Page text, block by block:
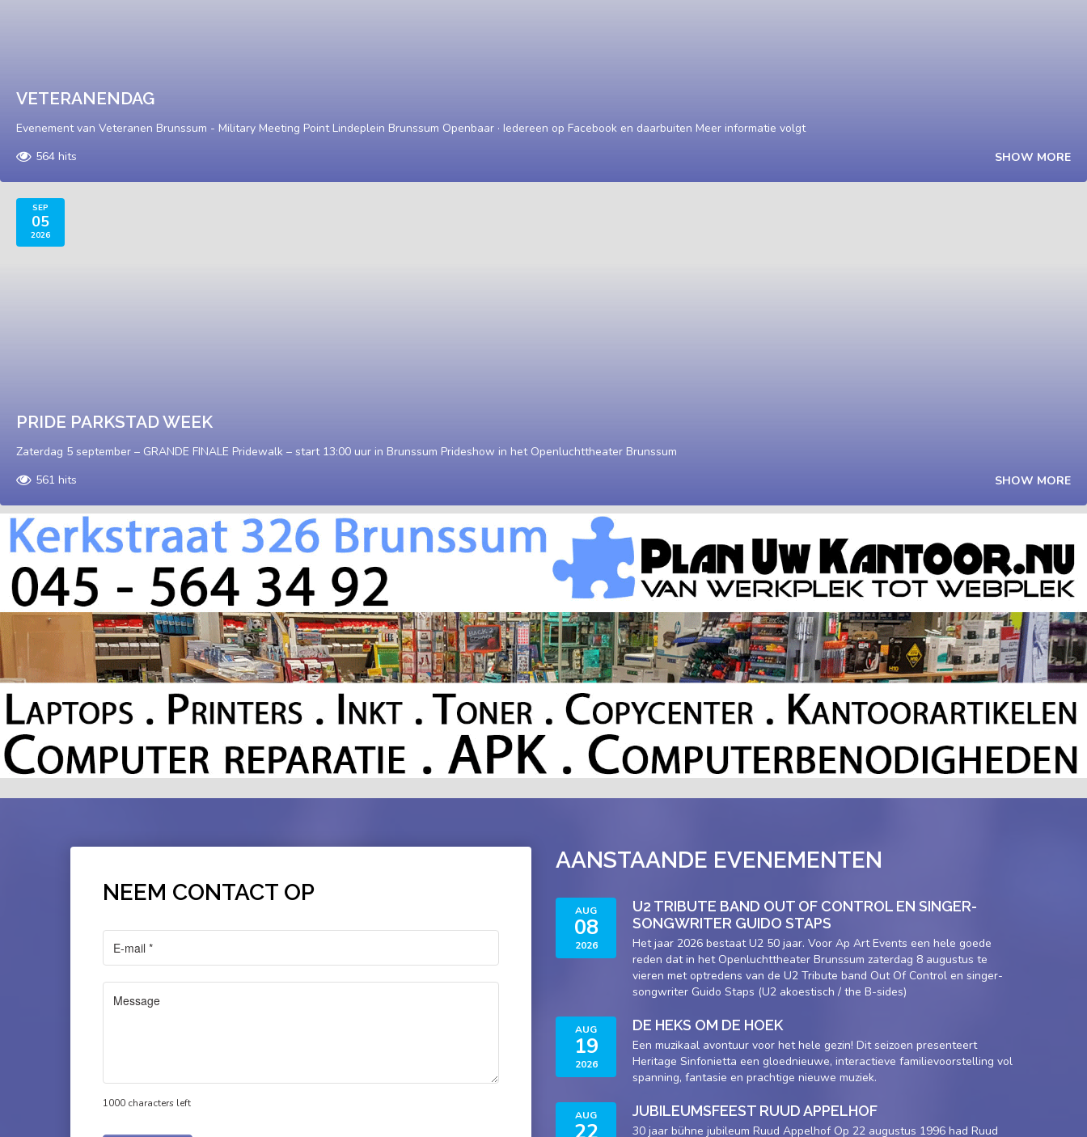
VETERANENDAG
Evenement van Veteranen Brunssum - Military Meeting Point Lindeplein Brunssum Openbaar · Iedereen op Facebook en daarbuiten Meer informatie volgt
564 hits
SHOW MORE
SEP
05
2026
PRIDE PARKSTAD WEEK
Zaterdag 5 september – GRANDE FINALE Pridewalk – start 13:00 uur in Brunssum Prideshow in het Openluchttheater Brunssum
561 hits
SHOW MORE
NEEM CONTACT OP
1000 characters left
AANSTAANDE EVENEMENTEN
AUG
08
2026
U2 TRIBUTE BAND OUT OF CONTROL EN SINGER-
SONGWRITER GUIDO STAPS
Het jaar 2026 bestaat U2 50 jaar. Voor Ap Art Events een hele goede
reden dat in het Openluchttheater Brunssum zaterdag 8 augustus te
vieren met optredens van de U2 Tribute band Out Of Control en singer-
songwriter Guido Staps (U2 akoestisch / the B-sides)
AUG
19
2026
DE HEKS OM DE HOEK
Een muzikaal avontuur voor het hele gezin! Dit seizoen presenteert
Heritage Sinfonietta een gloednieuwe, interactieve familievoorstelling vol
spanning, fantasie en prachtige nieuwe muziek.
AUG JUBILEUMSFEEST RUUD APPELHOF
30 jaar bühne jubileum Ruud Appelhof Op 22 augustus 1996 had Ruud